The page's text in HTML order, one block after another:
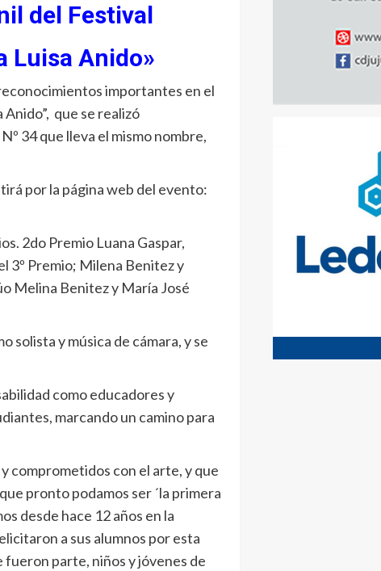
del Festival
Luisa Anido»
importantes en el
que se realizó
34 que lleva el mismo nombre,
por la página web del evento:
2do Premio Luana Gaspar,
3º Premio; Milena Benitez y
Melina Benitez y María José
solista y música de cámara, y se
como educadores y
marcando un camino para
comprometidos con el arte, y que
pronto podamos ser ´la primera
desde hace 12 años en la
a sus alumnos por esta
parte, niños y jóvenes de